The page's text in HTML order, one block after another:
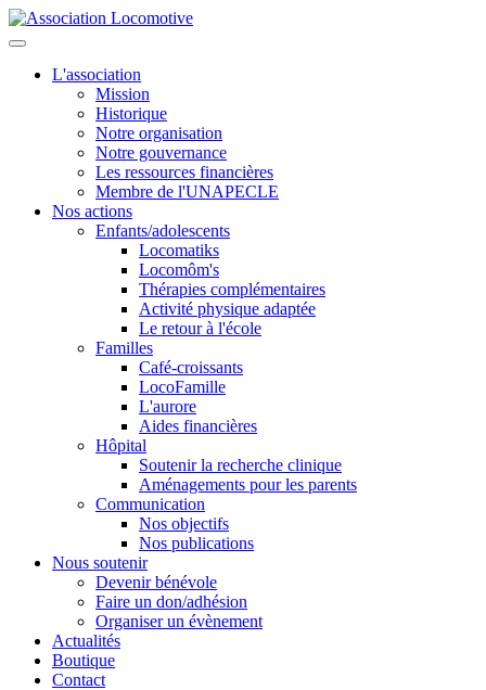
L'association
Mission
Historique
Notre organisation
Notre gouvernance
Les ressources financières
Membre de l'UNAPECLE
Nos actions
Enfants/adolescents
Locomatiks
Locomôm's
Thérapies complémentaires
Activité physique adaptée
Le retour à l'école
Familles
Café-croissants
LocoFamille
L'aurore
Aides financières
Hôpital
Soutenir la recherche clinique
Aménagements pour les parents
Communication
Nos objectifs
Nos publications
Nous soutenir
Devenir bénévole
Faire un don/adhésion
Organiser un évènement
Actualités
Boutique
Contact